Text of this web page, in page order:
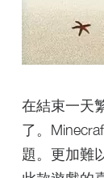
在結束一天
了。
題。更加難